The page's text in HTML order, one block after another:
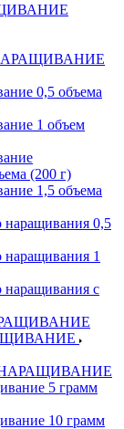
0,5 объема
1 объем
(200 г)
1,5 объема
наращивания 0,5
наращивания 1
наращивания с
5 грамм
10 грамм